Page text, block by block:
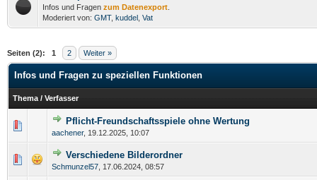
Infos und Fragen zum Datenexport
Moderiert von: GMT, kuddel Vat
Seiten (2): 1 2 Weiter »
Infos und Fragen zu speziellen Funktionen
Thema / Verfasser
Pflicht-Freundschaftsspiele ohne Wertung
aachener, 19.12.2025, 10:07
Verschiedene Bilderordner
Schmunzel57 17.06.2024, 08:57